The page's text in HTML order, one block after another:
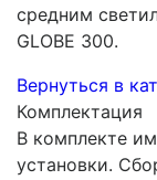
средним
GLOBE 300.
Вернуться в
Комплектация
В комплекте
установки.